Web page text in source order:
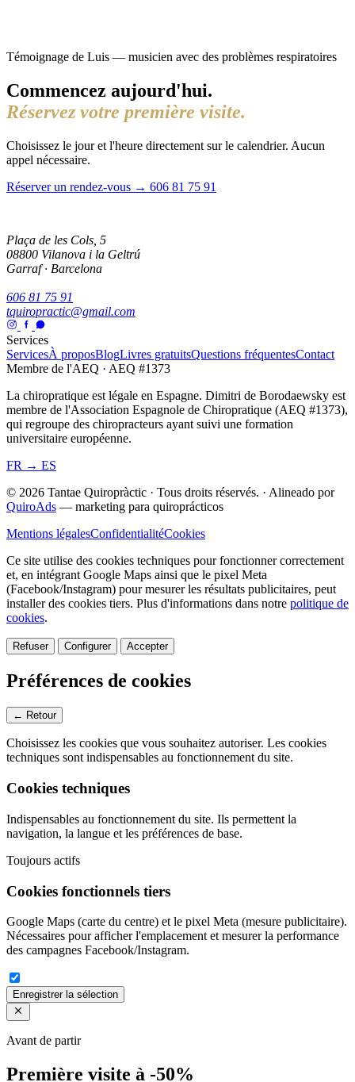
Témoignage de Luis — musicien avec des problèmes respiratoires
Commencez aujourd'hui.
Réservez votre première visite.
Choisissez le jour et l'heure directement sur le calendrier. Aucun
appel nécessaire.
Réserver un rendez-vous → 606 81 75 91
Plaça de les Cols, 5
08800 Vilanova i la Geltrú
Garraf · Barcelona
606 81 75 91
tquiropractic@gmail.com
Services
ServicesÀ proposBlogLivres gratuitsQuestions fréquentesContact
Membre de l'AEQ · AEQ #1373
La chiropratique est légale en Espagne. Dimitri de Borodaewsky est
membre de l'Association Espagnole de Chiropratique (AEQ #1373),
qui regroupe des chiropracteurs ayant suivi une formation
universitaire européenne.
FR → ES
© 2026 Tantae Quiropràctic · Tous droits réservés. · Alineado por
QuiroAds — marketing para quiroprácticos
Mentions légalesConfidentialitéCookies
Ce site utilise des cookies techniques pour fonctionner correctement
et, en intégrant Google Maps ainsi que le pixel Meta
(Facebook/Instagram) pour mesurer les résultats publicitaires, peut
installer des cookies tiers. Plus d'informations dans notre politique de
cookies.
Refuser Configurer Accepter
Préférences de cookies
← Retour
Choisissez les cookies que vous souhaitez autoriser. Les cookies
techniques sont indispensables au fonctionnement du site.
Cookies techniques
Indispensables au fonctionnement du site. Ils permettent la
navigation, la langue et les préférences de base.
Toujours actifs
Cookies fonctionnels tiers
Google Maps (carte du centre) et le pixel Meta (mesure publicitaire).
Nécessaires pour afficher l'emplacement et mesurer la performance
des campagnes Facebook/Instagram.
Enregistrer la sélection
Avant de partir
Première visite à -50%